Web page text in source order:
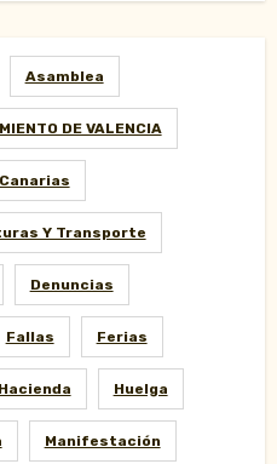
Asamblea
DE VALENCIA
Canarias
Y Transporte
Denuncias
Fallas Ferias
Hacienda Huelga
Manifestación